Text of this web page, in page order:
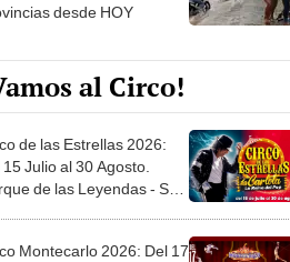
desde HOY
al Circo!
de las Estrellas 2026:
Julio al 30 Agosto.
de las Leyendas - San
Montecarlo 2026: Del 17